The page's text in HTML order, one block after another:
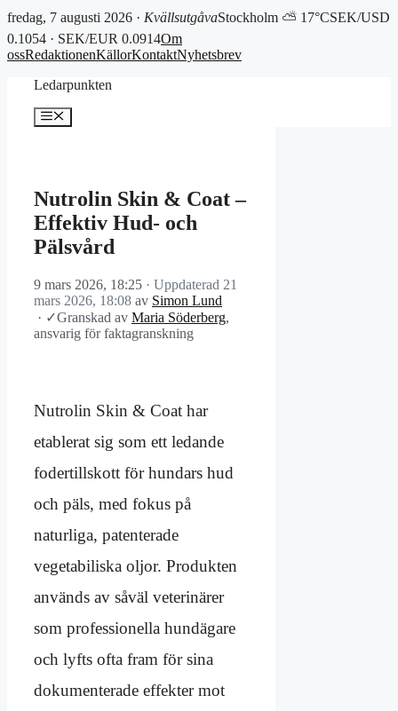
fredag, 7 augusti 2026 · KvällsutgåvaStockholm ⛅ 17°CSEK/USD
0.1054 · SEK/EUR 0.0914Om
ossRedaktionenKällorKontaktNyhetsbrev
Ledarpunkten
Meny
Nutrolin Skin & Coat –
Effektiv Hud- och
Pälsvård
9 mars 2026, 18:25 · Uppdaterad 21
mars 2026, 18:08 av Simon Lund
· ✓Granskad av Maria Söderberg,
ansvarig för faktagranskning
Nutrolin Skin & Coat har
etablerat sig som ett ledande
fodertillskott för hundars hud
och päls, med fokus på
naturliga, patenterade
vegetabiliska oljor. Produkten
används av såväl veterinärer
som professionella hundägare
och lyfts ofta fram för sina
dokumenterade effekter mot